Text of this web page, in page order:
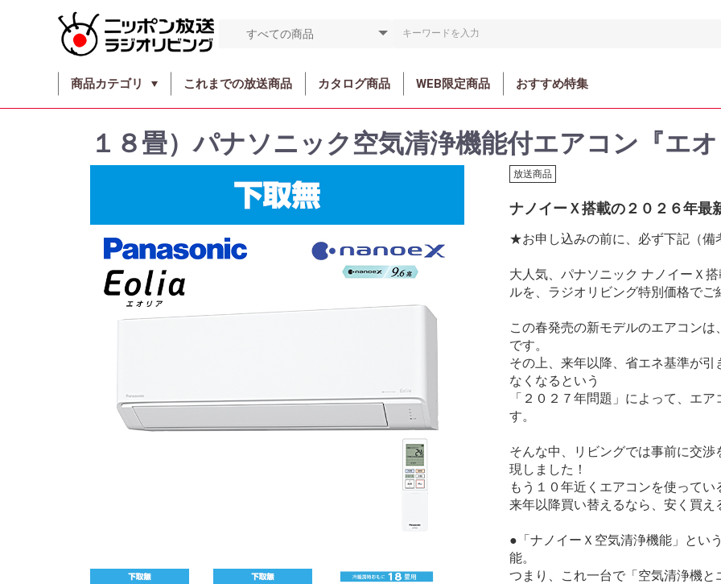
商品カテゴリ これまでの放送商品 カタログ商品 WEB限定商品 おすすめ特集
１８畳）パナソニック空気清浄機能付エアコン『エ
放送商品
ナノイーＸ搭載の２０２６年最
★お申し込みの前に、必ず下記（備
大人気、パナソニック ナノイーＸ
ルを、ラジオリビング特別価格でご
この春発売の新モデルのエアコン
です。
その上、来年以降、省エネ基準が
なくなるという
「２０２７年問題」によって、エ
す。
そんな中、リビングでは事前に交
現しました！
もう１０年近くエアコンを使ってい
来年以降買い替えるなら、安く買
●「ナノイーＸ空気清浄機能」とい
能。
つまり、これ一台で「空気清浄機